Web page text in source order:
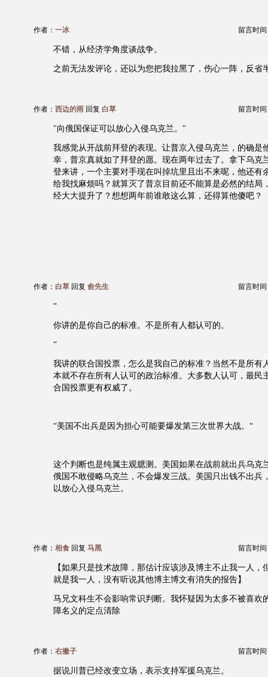
作者： 一冰 留言时间
不错，从经济学角度谈战争。
之前无法发评论，还以为您把我拉黑了，伤心一阵，反省
作者： 西边的雨 回复 白草 留言时间
"向俄国保证可以放心入侵乌克兰。"
我感觉从开战前拜登的表现。让普京入侵乌克兰，的确是
幸，普京真就如了拜登的愿。现在两年过去了。拿下乌克
登来讲，一个主要对手现在叫掉坑里且出不来呢，他还有
给我找麻烦吗？就算灭了普京目前还不能算是必然的结局
经大大提升了？想想两年前谁敢这么算，还得算他傻吧？
作者： 白草 回复 俞先生 留言时间
“
你讲的是你自己的标准。不是所有人都认可的。
“
我讲的联合国投票，怎么是我自己的标准？当然不是所有
本就不存在所有人认可的政治标准。大多数人认可，最民
合国投票更有权威了。
“美国不出兵是因为担心可能要爆发第三次世界大战。“
这个判断也是纯属主观臆测。美国如果在战前就出兵乌克
俄国不敢侵略乌克兰，不会爆发三战。美国只出钱不出兵
以放心入侵乌克兰。
作者： 相食 回复 马黑 留言时间
【如果只是技术故障，那估计应该涉及博主不止我一人，
就是我一人，没有听说其他博主博文有消失的报告】
马兄文科生不会影响常识判断。我怀疑因为太多不被喜欢
障名义的定点清除
作者： 右撇子 留言时间
据说川普已经改变立场，表示支持军援乌克兰。